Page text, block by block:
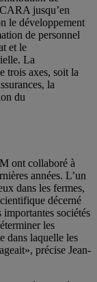
jusqu’en
le développement
de personnel
et le
La
trois axes, soit la
la
du
ont collaboré à
années. L’un
dans les fermes,
décerné
sociétés
les
dans laquelle les
précise Jean-